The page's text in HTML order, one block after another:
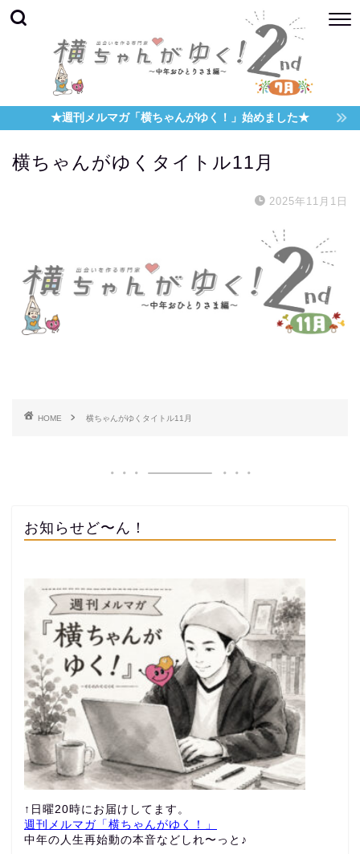
★週刊メルマガ「横ちゃんがゆく！」始めました★
横ちゃんがゆくタイトル11月
2025年11月1日
HOME 横ちゃんがゆくタイトル11月
お知らせど〜ん！
↑日曜20時にお届けしてます。
週刊メルマガ「横ちゃんがゆく！」
中年の人生再始動の本音などしれ〜っと♪